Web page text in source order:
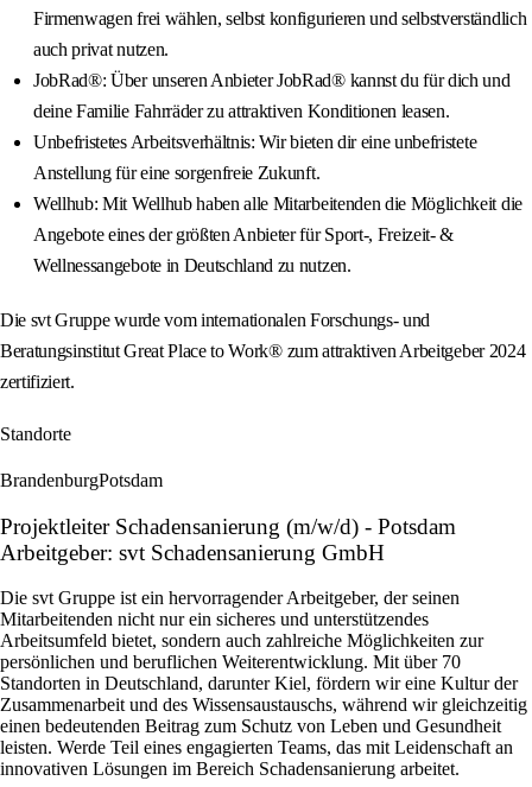
Firmenwagen frei wählen, selbst konfigurieren und selbstverständlich
auch privat nutzen.
JobRad®: Über unseren Anbieter JobRad® kannst du für dich und
deine Familie Fahrräder zu attraktiven Konditionen leasen.
Unbefristetes Arbeitsverhältnis: Wir bieten dir eine unbefristete
Anstellung für eine sorgenfreie Zukunft.
Wellhub: Mit Wellhub haben alle Mitarbeitenden die Möglichkeit die
Angebote eines der größten Anbieter für Sport-, Freizeit- &
Wellnessangebote in Deutschland zu nutzen.
Die svt Gruppe wurde vom internationalen Forschungs- und
Beratungsinstitut Great Place to Work® zum attraktiven Arbeitgeber 2024
zertifiziert.
Standorte
BrandenburgPotsdam
Projektleiter Schadensanierung (m/w/d) - Potsdam
Arbeitgeber: svt Schadensanierung GmbH
Die svt Gruppe ist ein hervorragender Arbeitgeber, der seinen
Mitarbeitenden nicht nur ein sicheres und unterstützendes
Arbeitsumfeld bietet, sondern auch zahlreiche Möglichkeiten zur
persönlichen und beruflichen Weiterentwicklung. Mit über 70
Standorten in Deutschland, darunter Kiel, fördern wir eine Kultur der
Zusammenarbeit und des Wissensaustauschs, während wir gleichzeitig
einen bedeutenden Beitrag zum Schutz von Leben und Gesundheit
leisten. Werde Teil eines engagierten Teams, das mit Leidenschaft an
innovativen Lösungen im Bereich Schadensanierung arbeitet.